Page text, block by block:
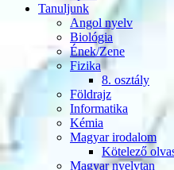
Tanuljunk
Angol nyelv
Biológia
Ének/Zene
Fizika
8. osztály
Földrajz
Informatika
Kémia
Magyar irodalom
Kötelező
Magyar nyelvtan